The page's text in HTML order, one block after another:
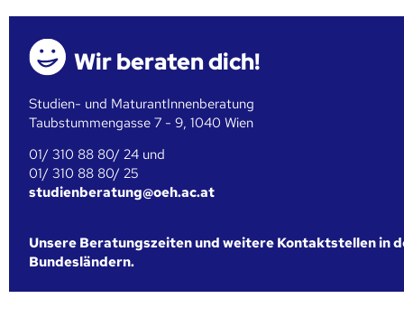
Wir beraten dich!
Studien- und MaturantInnenberatung
Taubstummengasse 7 - 9, 1040 Wien
01/ 310 88 80/ 24 und
01/ 310 88 80/ 25
studienberatung@oeh.ac.at
Unsere Beratungszeiten und weitere Kontaktstellen in
Bundesländern.